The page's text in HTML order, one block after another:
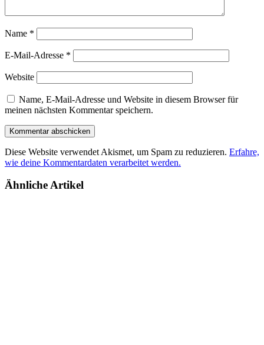
Name *
E-Mail-Adresse *
Website
Name, E-Mail-Adresse und Website in diesem Browser für
meinen nächsten Kommentar speichern.
Diese Website verwendet Akismet, um Spam zu reduzieren. Erfahre,
wie deine Kommentardaten verarbeitet werden.
Ähnliche Artikel